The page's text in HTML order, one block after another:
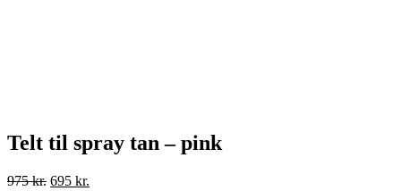
Telt til spray tan – pink
975kr. Den
695 kr.